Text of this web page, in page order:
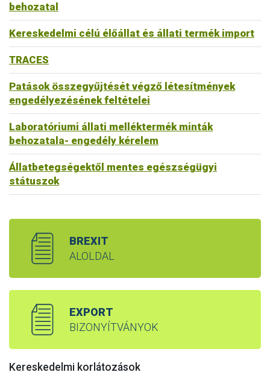
behozatal
Kereskedelmi célú élőállat és állati termék import
TRACES
Patások összegyűjtését végző létesítmények
engedélyezésének feltételei
Laboratóriumi állati melléktermék minták
behozatala- engedély kérelem
Állatbetegségektől mentes egészségügyi
státuszok
BREXIT
ALOLDAL
EXPORT
BIZONYÍTVÁNYOK
Kereskedelmi korlátozások